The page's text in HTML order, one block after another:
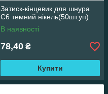
Затиск-кінцевик для шнура
С6 темний нікель(50шт.уп)
В наявності
78,40 ₴
Купити